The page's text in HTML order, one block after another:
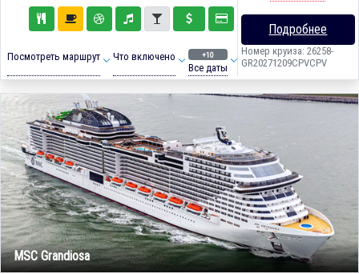
Посмотреть маршрут Что включено +10
Все даты
Подробнее
Номер круиза: 26258-
GR20271209CPVCPV
MSC Grandiosa